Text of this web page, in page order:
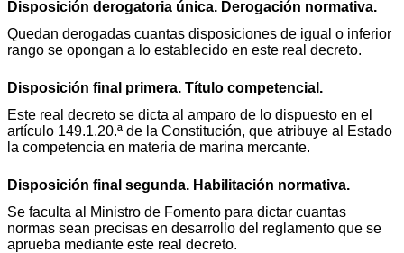
Disposición derogatoria única. Derogación normativa.
Quedan derogadas cuantas disposiciones de igual o inferior
rango se opongan a lo establecido en este real decreto.
Disposición final primera. Título competencial.
Este real decreto se dicta al amparo de lo dispuesto en el
artículo 149.1.20.ª de la Constitución, que atribuye al Estado
la competencia en materia de marina mercante.
Disposición final segunda. Habilitación normativa.
Se faculta al Ministro de Fomento para dictar cuantas
normas sean precisas en desarrollo del reglamento que se
aprueba mediante este real decreto.